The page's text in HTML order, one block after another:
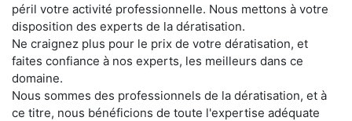
péril votre activité professionnelle. Nous mettons à votre
disposition des experts de la dératisation.
Ne craignez plus pour le prix de votre dératisation, et
faites confiance à nos experts, les meilleurs dans ce
domaine.
Nous sommes des professionnels de la dératisation, et à
ce titre, nous bénéficions de toute l'expertise adéquate